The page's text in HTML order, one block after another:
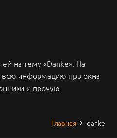
на тему «Danke». На
всю информацию про окна
и прочую
Главная danke